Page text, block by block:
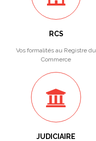
RCS
Vos formalités au Registre du
Commerce
JUDICIAIRE